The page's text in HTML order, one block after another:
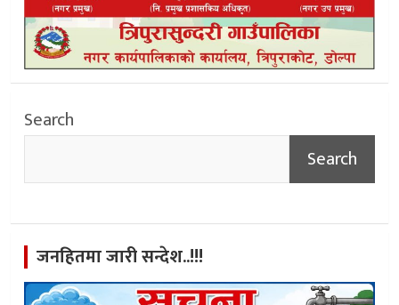
Search
Search
जनहितमा जारी सन्देश..!!!